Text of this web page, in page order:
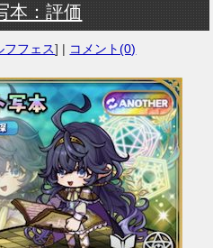
本：評価
フフェス] | コメント(0)